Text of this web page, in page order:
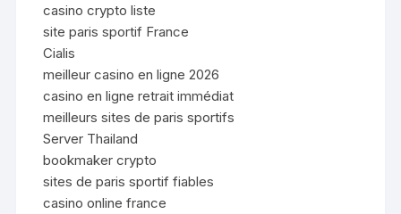
casino crypto liste
site paris sportif France
Cialis
meilleur casino en ligne 2026
casino en ligne retrait immédiat
meilleurs sites de paris sportifs
Server Thailand
bookmaker crypto
sites de paris sportif fiables
casino online france